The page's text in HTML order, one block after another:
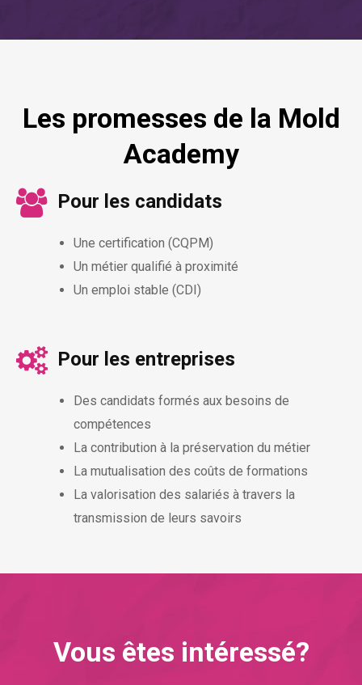
Les promesses de la Mold
Academy
Pour les candidats
Une certification (CQPM)
Un métier qualifié à proximité
Un emploi stable (CDI)
Pour les entreprises
Des candidats formés aux besoins de
compétences
La contribution à la préservation du métier
La mutualisation des coûts de formations
La valorisation des salariés à travers la
transmission de leurs savoirs
Vous êtes intéressé?